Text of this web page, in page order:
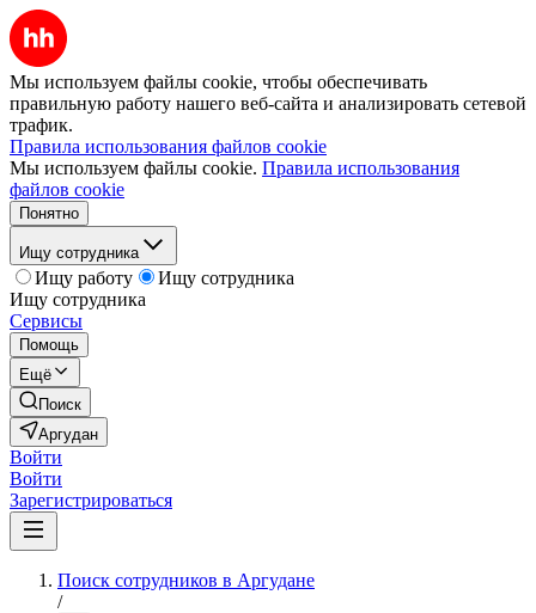
Мы используем файлы cookie, чтобы обеспечивать
правильную работу нашего веб-сайта и анализировать сетевой
трафик.
Правила использования файлов cookie
Мы используем файлы cookie. Правила использования
файлов cookie
Понятно
Ищу сотрудника
Ищу работу
Ищу сотрудника
Ищу сотрудника
Сервисы
Помощь
Ещё
Поиск
Аргудан
Войти
Войти
Зарегистрироваться
Поиск сотрудников в Аргудане
/